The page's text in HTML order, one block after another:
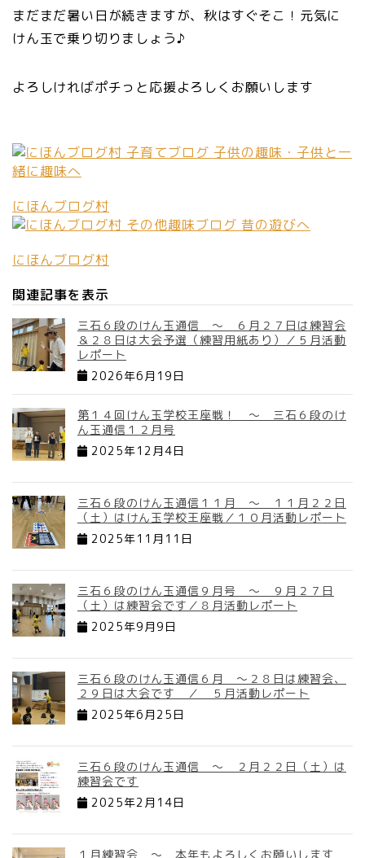
まだまだ暑い日が続きますが、秋はすぐそこ！元気に
けん玉で乗り切りましょう♪
よろしければポチっと応援よろしくお願いします
にほんブログ村
にほんブログ村
関連記事を表示
三石６段のけん玉通信 ～ ６月２７日は練習会
＆２８日は大会予選（練習用紙あり）／５月活動
レポート
2026年6月19日
第１４回けん玉学校王座戦！ ～ 三石６段のけ
ん玉通信１２月号
2025年12月4日
三石６段のけん玉通信１１月 ～ １１月２２日
（土）はけん玉学校王座戦／１０月活動レポート
2025年11月11日
三石６段のけん玉通信９月号 ～ ９月２７日
（土）は練習会です／８月活動レポート
2025年9月9日
三石６段のけん玉通信６月 ～２８日は練習会、
２９日は大会です ／ ５月活動レポート
2025年6月25日
三石６段のけん玉通信 ～ ２月２２日（土）は
練習会です
2025年2月14日
１月練習会 ～ 本年もよろしくお願いします